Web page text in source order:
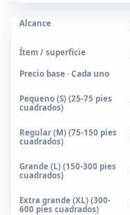
Precio base · Cada uno